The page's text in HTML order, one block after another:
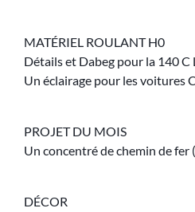
MATÉRIEL ROULANT H0
Détails et Dabeg pour la 140
Un éclairage pour les voitures
PROJET DU MOIS
Un concentré de chemin de fer
DÉCOR